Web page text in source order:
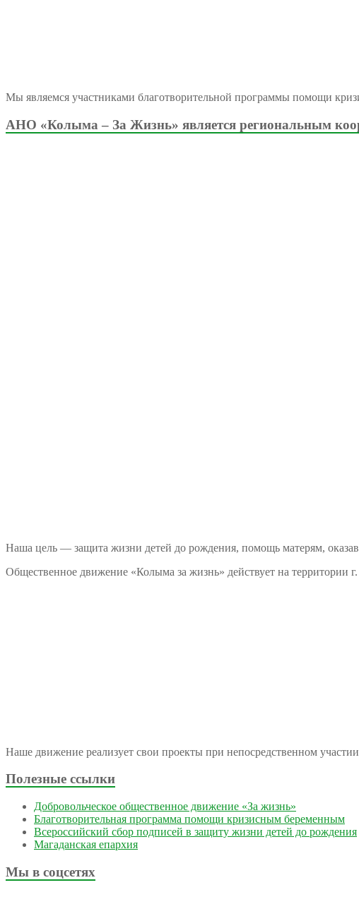
Мы являемся участниками благотворительной программы помощи
АНО «Колыма – За Жизнь» является региональным
Наша цель — защита жизни детей до рождения, помощь матерям,
Общественное движение «Колыма за жизнь» действует на территории
Наше движение реализует свои проекты при непосредственном
Полезные ссылки
Добровольческое общественное движение «За жизнь»
Благотворительная программа помощи кризисным беременным
Всероссийский сбор подписей в защиту жизни детей до рождения
Магаданская епархия
Мы в соцсетях